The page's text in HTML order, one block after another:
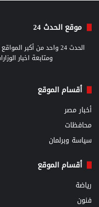
موقع الحدث 24
الحدث 24 واحد من أكبر
ومتابعة اخبار
أقسام الموقع
أخبار مصر
محافظات
سياسة وبرلمان
أقسام الموقع
رياضة
فنون